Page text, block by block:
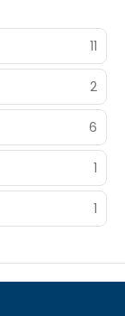
11
2
6
1
1